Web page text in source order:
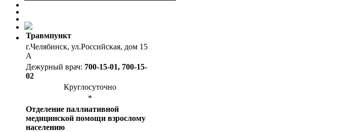
Травмпункт
г.Челябинск, ул.Российская, дом 15
А
Дежурный врач: 700-15-01, 700-15-
02
Круглосуточно
*
Отделение паллиативной
медицинской помощи взрослому
населению